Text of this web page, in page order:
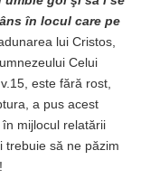
în locul care pe
lui Cristos,
Celui
este fără rost,
a pus acest
mijlocul relatării
trebuie să ne păzim